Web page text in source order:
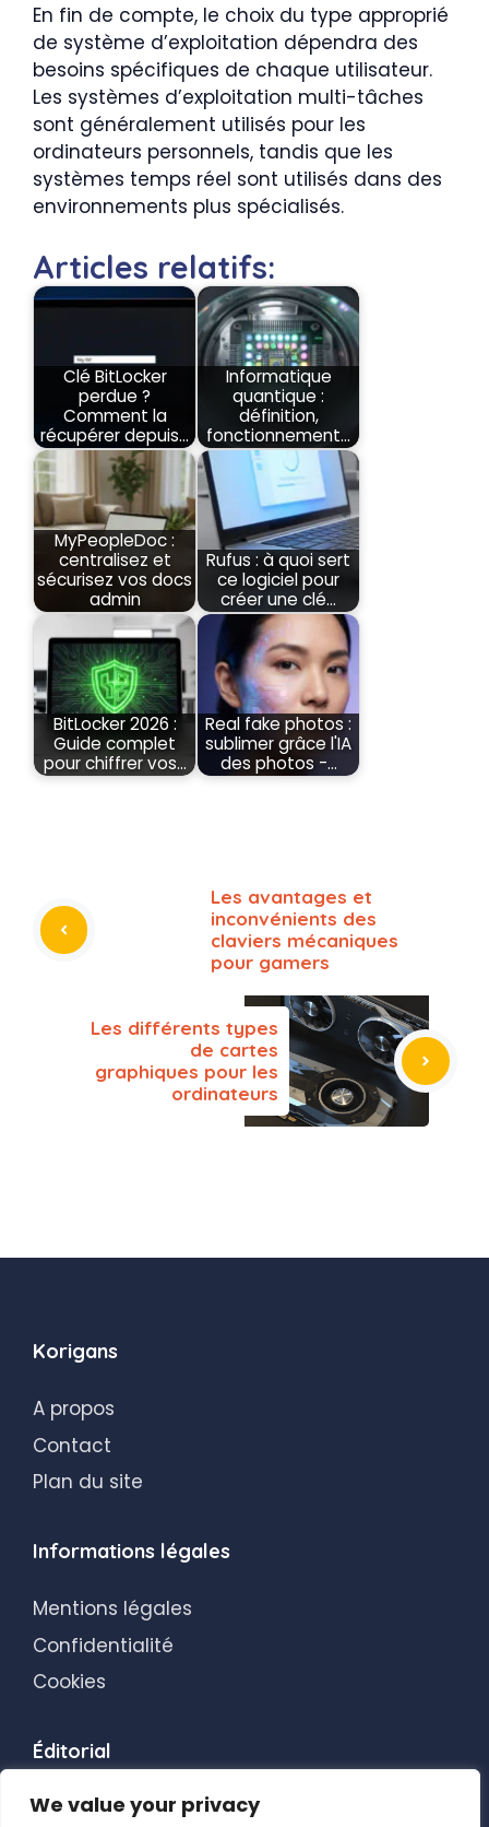
We value your privacy
En fin de compte, le choix du type approprié
de système d’exploitation dépendra des
besoins spécifiques de chaque utilisateur.
Les systèmes d’exploitation multi-tâches
sont généralement utilisés pour les
ordinateurs personnels, tandis que les
systèmes temps réel sont utilisés dans des
environnements plus spécialisés.
Articles relatifs:
Clé BitLocker
perdue ?
Comment la
récupérer depuis…
Informatique
quantique :
définition,
fonctionnement…
MyPeopleDoc :
centralisez et
sécurisez vos docs
admin
Rufus : à quoi sert
ce logiciel pour
créer une clé…
BitLocker 2026 :
Guide complet
pour chiffrer vos…
Real fake photos :
sublimer grâce l'IA
des photos -…
Les avantages et
inconvénients des
claviers mécaniques
pour gamers
Les différents types
de cartes
graphiques pour les
ordinateurs
Korigans
A propos
Contact
Plan du site
Informations légales
Mentions légales
Confidentialité
Cookies
Éditorial
Transparence éditoriale